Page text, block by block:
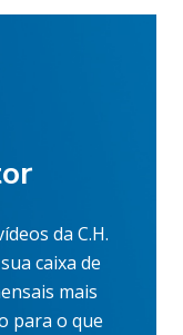
da C.H.
caixa de
mais
para o que